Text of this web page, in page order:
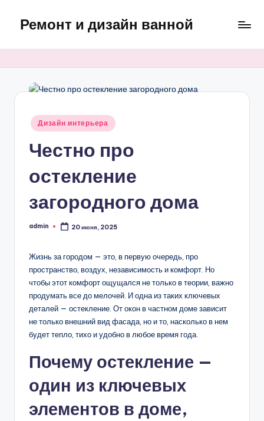
Перейти
содержимому
Ремонт и дизайн ванной
практичные
интерьерные
ванной
Опубликовано
Дизайн интерьера
Честно про
остекление
загородного дома
Запись
admin 20 июня, 2025
Жизнь за городом — это, в первую очередь, про
пространство, воздух, независимость и комфорт. Но
чтобы этот комфорт ощущался не только в теории, важно
продумать все до мелочей. И одна из таких ключевых
деталей — остекление. От окон в частном доме зависит
не только внешний вид фасада, но и то, насколько в нем
будет тепло, тихо и удобно в любое время года.
Почему остекление —
один из ключевых
элементов в доме,